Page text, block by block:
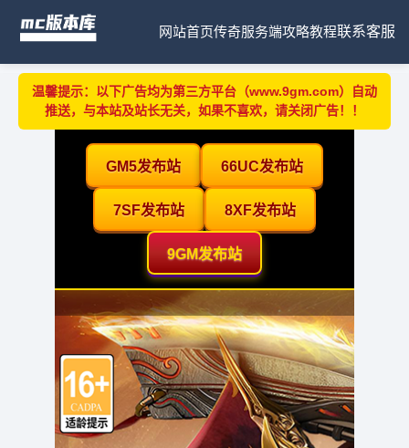
网站首页传奇服务端攻略教程联系客服
温馨提示：以下广告均为第三方平台（www.9gm.com）自动
推送，与本站及站长无关，如果不喜欢，请关闭广告！！